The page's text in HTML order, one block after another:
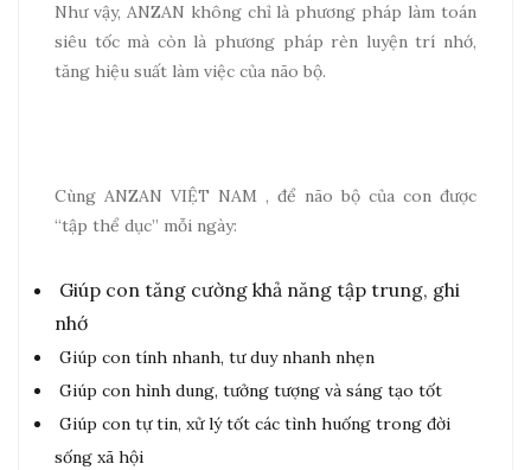
Như vậy, ANZAN không chỉ là phương pháp làm toán
siêu tốc mà còn là phương pháp rèn luyện trí nhớ,
tăng hiệu suất làm việc của não bộ.
Cùng ANZAN VIỆT NAM , để não bộ của con được
“tập thể dục” mỗi ngày:
Giúp con tăng cường khả năng tập trung, ghi
nhớ
Giúp con tính nhanh, tư duy nhanh nhẹn
Giúp con hình dung, tưởng tượng và sáng tạo tốt
Giúp con tự tin, xử lý tốt các tình huống trong đời
sống xã hội